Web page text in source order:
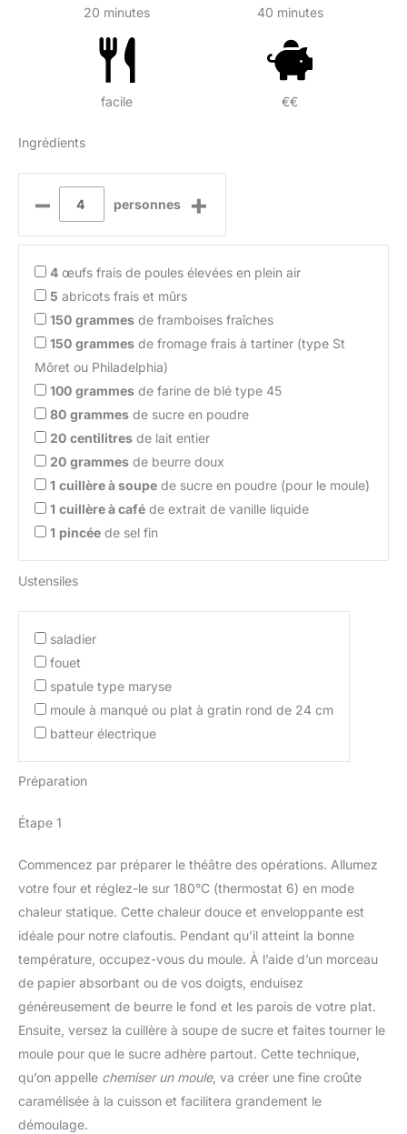
20 minutes 40 minutes
facile €€
Ingrédients
– personnes +
4 œufs frais de poules élevées en plein air
5 abricots frais et mûrs
150 grammes de framboises fraîches
150 grammes de fromage frais à tartiner (type St
Môret ou Philadelphia)
100 grammes de farine de blé type 45
80 grammes de sucre en poudre
20 centilitres de lait entier
20 grammes de beurre doux
1 cuillère à soupe de sucre en poudre (pour le moule)
1 cuillère à café de extrait de vanille liquide
1 pincée de sel fin
Ustensiles
saladier
fouet
spatule type maryse
moule à manqué ou plat à gratin rond de 24 cm
batteur électrique
Préparation
Étape 1
Commencez par préparer le théâtre des opérations. Allumez
votre four et réglez-le sur 180°C (thermostat 6) en mode
chaleur statique. Cette chaleur douce et enveloppante est
idéale pour notre clafoutis. Pendant qu’il atteint la bonne
température, occupez-vous du moule. À l’aide d’un morceau
de papier absorbant ou de vos doigts, enduisez
généreusement de beurre le fond et les parois de votre plat.
Ensuite, versez la cuillère à soupe de sucre et faites tourner le
moule pour que le sucre adhère partout. Cette technique,
qu’on appelle chemiser un moule, va créer une fine croûte
caramélisée à la cuisson et facilitera grandement le
démoulage.